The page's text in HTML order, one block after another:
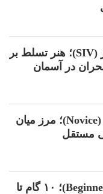
دوره امنیت پرواز (SIV)؛ هنر تسلط بر
در آسمان
گواهینامه نوایس (Novice)؛ مرز میان
مستقل
دوره مقدماتی (Beginner)؛ ۱۰ گام تا